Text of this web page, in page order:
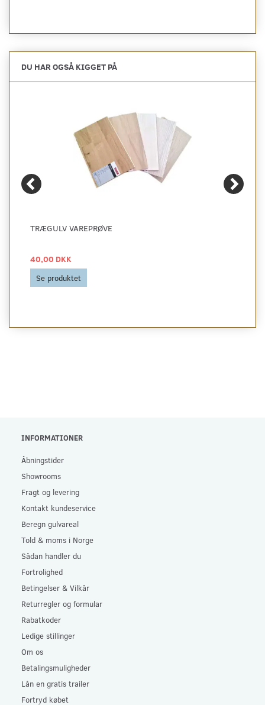
DU HAR OGSÅ KIGGET PÅ
TRÆGULV VAREPRØVE
40,00 DKK
Se produktet
INFORMATIONER
Åbningstider
Showrooms
Fragt og levering
Kontakt kundeservice
Beregn gulvareal
Told & moms i Norge
Sådan handler du
Fortrolighed
Betingelser & Vilkår
Returregler og formular
Rabatkoder
Ledige stillinger
Om os
Betalingsmuligheder
Lån en gratis trailer
Fortryd købet